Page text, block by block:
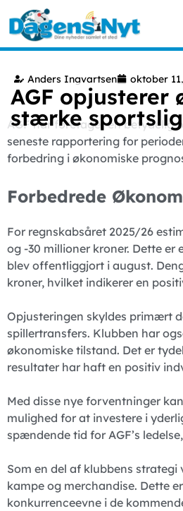
AGF
stærke
Anders Ingvartsen oktober
AGF har foretaget en betydelig
seneste rapportering for
forbedring i økonomiske
Forbedrede
For regnskabsåret 2025/26
og -30 millioner kroner. Dette
blev offentliggjort i august.
kroner, hvilket indikerer en
Opjusteringen skyldes primært
spillertransfers. Klubben har
økonomiske tilstand. Det er
resultater har haft en positiv
Med disse nye forventninger
mulighed for at investere i
spændende tid for AGF’s
Som en del af klubbens
kampe og merchandise. Dette
konkurrenceevne i de